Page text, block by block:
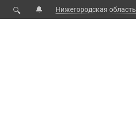
🔍 🔔 Нижегородская область